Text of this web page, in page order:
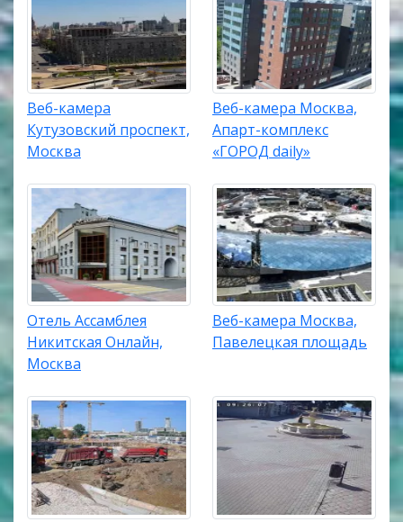
Веб-камера
Кутузовский проспект,
Москва
Веб-камера Москва,
Апарт-комплекс
«ГОРОД daily»
Отель Ассамблея
Никитская Онлайн,
Москва
Веб-камера Москва,
Павелецкая площадь